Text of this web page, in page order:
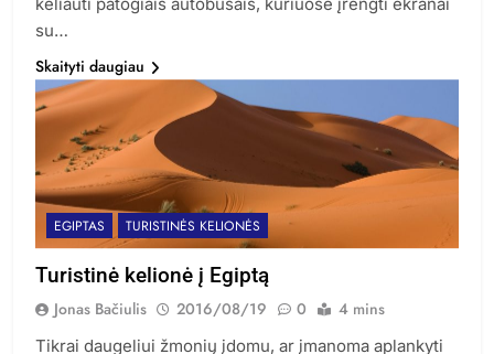
su…
Skaityti daugiau
EGIPTAS TURISTINĖS KELIONĖS
Turistinė kelionė į Egiptą
Jonas Bačiulis 2016/08/19 0 4 mins
Tikrai daugeliui žmonių įdomu, ar įmanoma aplankyti